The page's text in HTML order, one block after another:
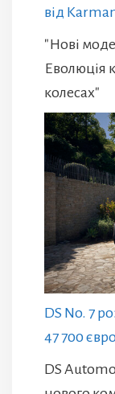
від
"Нові
Еволюція
колесах"
DS No. 7
47 700
DS